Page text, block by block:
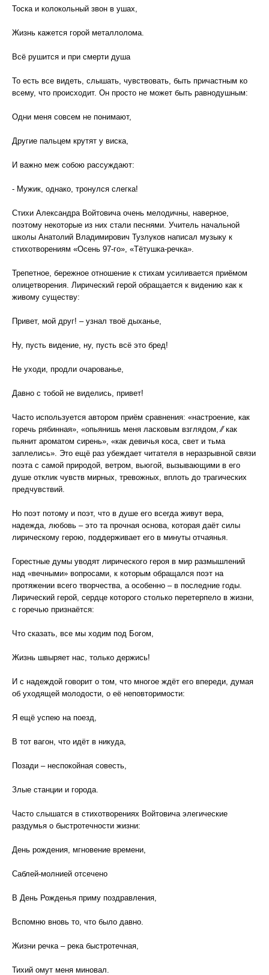
Тоска и колокольный звон в ушах,
Жизнь кажется горой металлолома.
Всё рушится и при смерти душа
То есть все видеть, слышать, чувствовать, быть причастным ко
всему, что происходит. Он просто не может быть равнодушным:
Одни меня совсем не понимают,
Другие пальцем крутят у виска,
И важно меж собою рассуждают:
- Мужик, однако, тронулся слегка!
Стихи Александра Войтовича очень мелодичны, наверное,
поэтому некоторые из них стали песнями. Учитель начальной
школы Анатолий Владимирович Тузлуков написал музыку к
стихотворениям «Осень 97-го», «Тётушка-речка».
Трепетное, бережное отношение к стихам усиливается приёмом
олицетворения. Лирический герой обращается к видению как к
живому существу:
Привет, мой друг! – узнал твоё дыханье,
Ну, пусть видение, ну, пусть всё это бред!
Не уходи, продли очарованье,
Давно с тобой не виделись, привет!
Часто используется автором приём сравнения: «настроение, как
горечь рябинная», «опьянишь меня ласковым взглядом, ∕∕ как
пьянит ароматом сирень», «как девичья коса, свет и тьма
заплелись». Это ещё раз убеждает читателя в неразрывной связи
поэта с самой природой, ветром, вьюгой, вызывающими в его
душе отклик чувств мирных, тревожных, вплоть до трагических
предчувствий.
Но поэт потому и поэт, что в душе его всегда живут вера,
надежда, любовь – это та прочная основа, которая даёт силы
лирическому герою, поддерживает его в минуты отчаянья.
Горестные думы уводят лирического героя в мир размышлений
над «вечными» вопросами, к которым обращался поэт на
протяжении всего творчества, а особенно – в последние годы.
Лирический герой, сердце которого столько перетерпело в жизни,
с горечью признаётся:
Что сказать, все мы ходим под Богом,
Жизнь швыряет нас, только держись!
И с надеждой говорит о том, что многое ждёт его впереди, думая
об уходящей молодости, о её неповторимости:
Я ещё успею на поезд,
В тот вагон, что идёт в никуда,
Позади – неспокойная совесть,
Злые станции и города.
Часто слышатся в стихотворениях Войтовича элегические
раздумья о быстротечности жизни:
День рождения, мгновение времени,
Саблей-молнией отсечено
В День Рожденья приму поздравления,
Вспомню вновь то, что было давно.
Жизни речка – река быстротечная,
Тихий омут меня миновал.